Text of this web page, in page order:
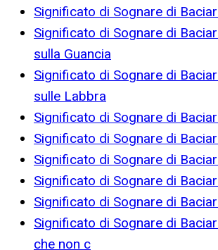
Significato di Sognare di
Significato di Sognare di
sulla Guancia
Significato di Sognare di
sulle Labbra
Significato di Sognare di
Significato di Sognare di
Significato di Sognare di
Significato di Sognare di
Significato di Sognare di
Significato di Sognare di
che non c